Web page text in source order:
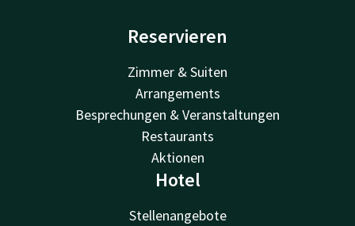
Reservieren
Zimmer & Suiten
Arrangements
Besprechungen & Veranstaltungen
Restaurants
Aktionen
Hotel
Stellenangebote